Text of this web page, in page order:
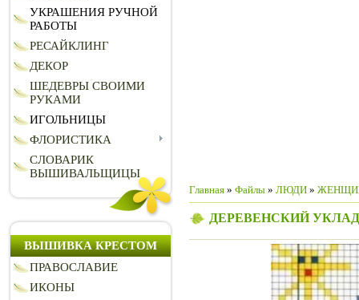
УКРАШЕНИЯ РУЧНОЙ
РАБОТЫ
РЕСАЙКЛИНГ
ДЕКОР
ШЕДЕВРЫ СВОИМИ
РУКАМИ
ИГОЛЬНИЦЫ
ФЛОРИСТИКА
СЛОВАРИК
ВЫШИВАЛЬЩИЦЫ
ВЫШИВКА КРЕСТОМ
ПРАВОСЛАВИЕ
ИКОНЫ
Главная » Файлы » ЛЮДИ »
ДЕРЕВЕНСКИЙ УКЛАД